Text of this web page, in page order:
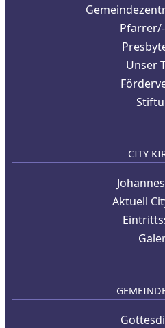
Unser
CITY
Aktuell